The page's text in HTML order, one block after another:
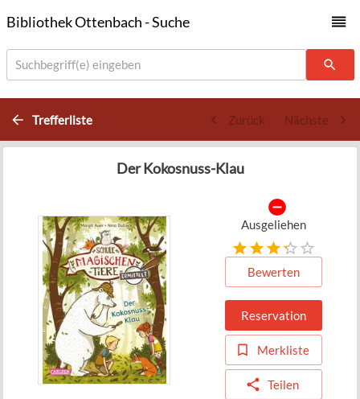
Bibliothek Ottenbach - Suche
Suchbegriff(e) eingeben
Trefferliste Zurück Nächste
Der Kokosnuss-Klau
Ausgeliehen
Bewerten
Reservation
Merkliste
Teilen